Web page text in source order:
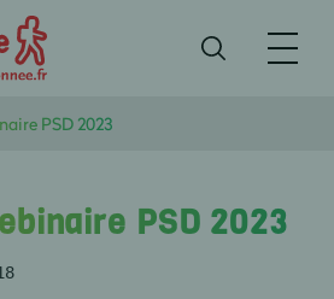
PSD 2023
PSD 2023